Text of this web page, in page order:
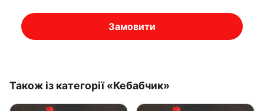
Замовити
Також із категорії «Кебaбчик»